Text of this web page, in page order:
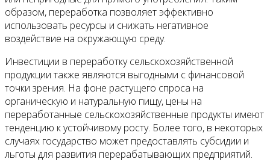
образом, переработка позволяет эффективно
использовать ресурсы и снижать негативное
воздействие на окружающую среду.
Инвестиции в переработку сельскохозяйственной
продукции также являются выгодными с финансовой
точки зрения. На фоне растущего спроса на
органическую и натуральную пищу, цены на
переработанные сельскохозяйственные продукты имеют
тенденцию к устойчивому росту. Более того, в некоторых
случаях государство может предоставлять субсидии и
льготы для развития перерабатывающих предприятий.